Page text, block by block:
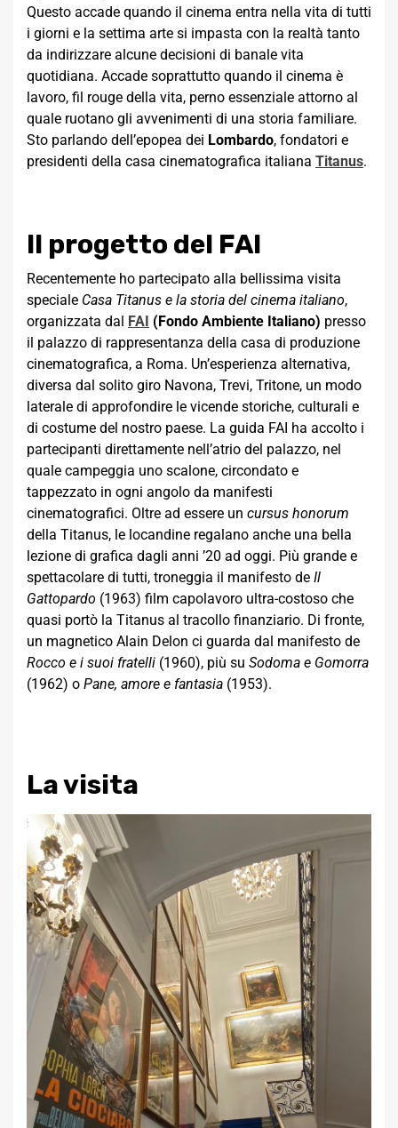
Questo accade quando il cinema entra nella vita di tutti
i giorni e la settima arte si impasta con la realtà tanto
da indirizzare alcune decisioni di banale vita
quotidiana. Accade soprattutto quando il cinema è
lavoro, fil rouge della vita, perno essenziale attorno al
quale ruotano gli avvenimenti di una storia familiare.
Sto parlando dell’epopea dei Lombardo, fondatori e
presidenti della casa cinematografica italiana Titanus.
Il progetto del FAI
Recentemente ho partecipato alla bellissima visita
speciale Casa Titanus e la storia del cinema italiano,
organizzata dal FAI (Fondo Ambiente Italiano) presso
il palazzo di rappresentanza della casa di produzione
cinematografica, a Roma. Un’esperienza alternativa,
diversa dal solito giro Navona, Trevi, Tritone, un modo
laterale di approfondire le vicende storiche, culturali e
di costume del nostro paese. La guida FAI ha accolto i
partecipanti direttamente nell’atrio del palazzo, nel
quale campeggia uno scalone, circondato e
tappezzato in ogni angolo da manifesti
cinematografici. Oltre ad essere un cursus honorum
della Titanus, le locandine regalano anche una bella
lezione di grafica dagli anni ’20 ad oggi. Più grande e
spettacolare di tutti, troneggia il manifesto de Il
Gattopardo (1963) film capolavoro ultra-costoso che
quasi portò la Titanus al tracollo finanziario. Di fronte,
un magnetico Alain Delon ci guarda dal manifesto de
Rocco e i suoi fratelli (1960), più su Sodoma e Gomorra
(1962) o Pane, amore e fantasia (1953).
La visita